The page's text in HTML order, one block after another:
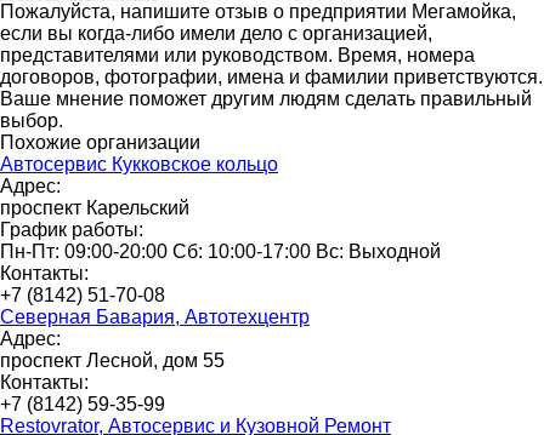
Пожалуйста, напишите отзыв о предприятии Мегамойка,
если вы когда-либо имели дело с организацией,
представителями или руководством. Время, номера
договоров, фотографии, имена и фамилии приветствуются.
Ваше мнение поможет другим людям сделать правильный
выбор.
Похожие организации
Автосервис Кукковское кольцо
Адрес:
проспект Карельский
График работы:
Пн-Пт: 09:00-20:00 Сб: 10:00-17:00 Вс: Выходной
Контакты:
+7 (8142) 51-70-08
Северная Бавария, Автотехцентр
Адрес:
проспект Лесной, дом 55
Контакты:
+7 (8142) 59-35-99
Restovrator, Автосервис и Кузовной Ремонт